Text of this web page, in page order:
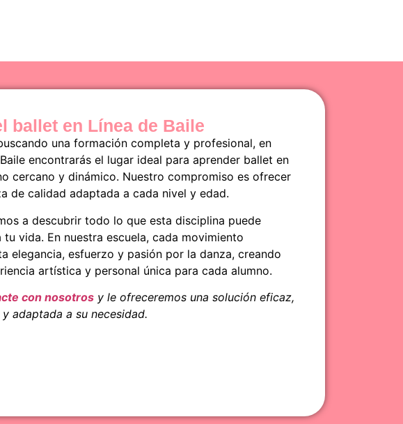
ballet en Línea de Baile
una formación completa y profesional, en
encontrarás el lugar ideal para aprender ballet en
cercano y dinámico. Nuestro compromiso es ofrecer
de calidad adaptada a cada nivel y edad.
a descubrir todo lo que esta disciplina puede
vida. En nuestra escuela, cada movimiento
elegancia, esfuerzo y pasión por la danza, creando
artística y personal única para cada alumno.
con nosotrosy le ofreceremos una solución eficaz,
adaptada a su necesidad.